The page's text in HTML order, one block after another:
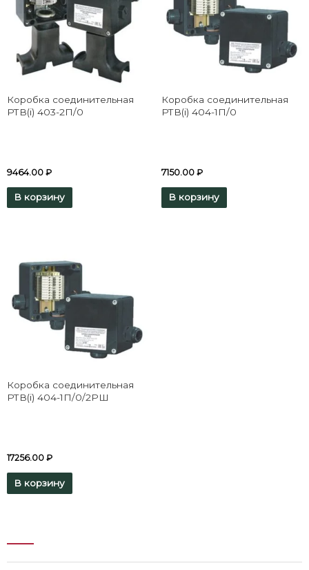
Коробка соединительная
РТВ(i) 403-2П/0
9464.00 ₽
В корзину
Коробка соединительная
РТВ(i) 404-1П/0
7150.00 ₽
В корзину
Коробка соединительная
РТВ(i) 404-1П/0/2РШ
17256.00 ₽
В корзину